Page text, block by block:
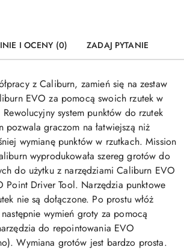
I OCENY (0) ZADAJ PYTANIE
z Caliburn, zamień się na zestaw
EVO za pomocą swoich rzutek w
system punktów do rzutek
pozwala graczom na łatwiejszą niż
wymianę punktów w rzutkach. Mission
wyprodukowała szereg grotów do
do użytku z narzędziami Caliburn EVO
Point Driver Tool. Narzędzia punktowe
nie są dołączone. Po prostu włóż
wymień groty za pomocą
do repointowania EVO
Wymiana grotów jest bardzo prosta.